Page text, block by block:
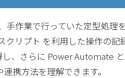
手作業で行っていた定型処理
リプト を利用した操作の記
、さらに Power Automate
携方法を理解できます。